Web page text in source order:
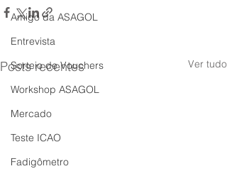
Amigo da ASAGOL
Entrevista
Sorteio de Vouchers
Workshop ASAGOL
Mercado
Teste ICAO
Fadigômetro
Posts recentes Ver tudo